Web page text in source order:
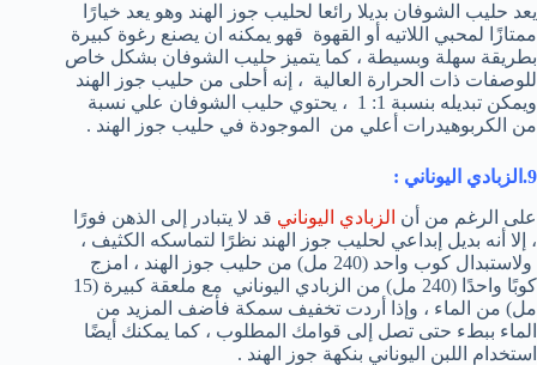
يعد حليب الشوفان بديلا رائعا لحليب جوز الهند وهو يعد خيارًا
ممتازًا لمحبي اللاتيه أو القهوة قهو يمكنه ان يصنع رغوة كبيرة
بطريقة سهلة وبسيطة ، كما يتميز حليب الشوفان بشكل خاص
للوصفات ذات الحرارة العالية ، إنه أحلى من حليب جوز الهند
ويمكن تبديله بنسبة 1: 1 ، يحتوي حليب الشوفان علي نسبة
من الكربوهيدرات أعلي من الموجودة في حليب جوز الهند .
9.الزبادي اليوناني
:
على الرغم من أن الزبادي اليوناني قد لا يتبادر إلى الذهن فورًا
، إلا أنه بديل إبداعي لحليب جوز الهند نظرًا لتماسكه الكثيف ،
ولاستبدال كوب واحد (240 مل) من حليب جوز الهند ، امزج
كوبًا واحدًا (240 مل) من الزبادي اليوناني مع ملعقة كبيرة (15
مل) من الماء ، وإذا أردت تخفيف سمكة فأضف المزيد من
الماء ببطء حتى تصل إلى قوامك المطلوب ، كما يمكنك أيضًا
استخدام اللبن اليوناني بنكهة جوز الهند .